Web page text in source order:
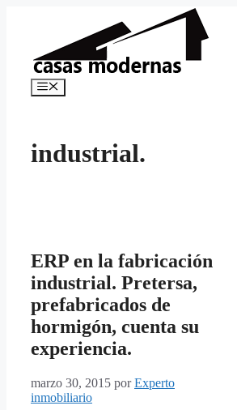
Menú
industrial.
ERP en la fabricación
industrial. Pretersa,
prefabricados de
hormigón, cuenta su
experiencia.
marzo 30, 2015 porExperto
inmobiliario